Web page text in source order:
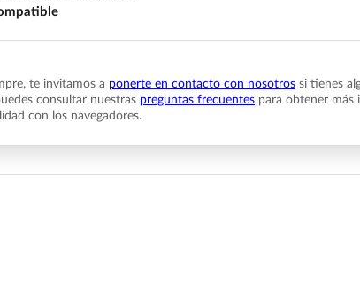
te invitamos a ponerte en contacto con nosotros si tienes
consultar nuestras preguntas frecuentes para obtener más
con los navegadores.